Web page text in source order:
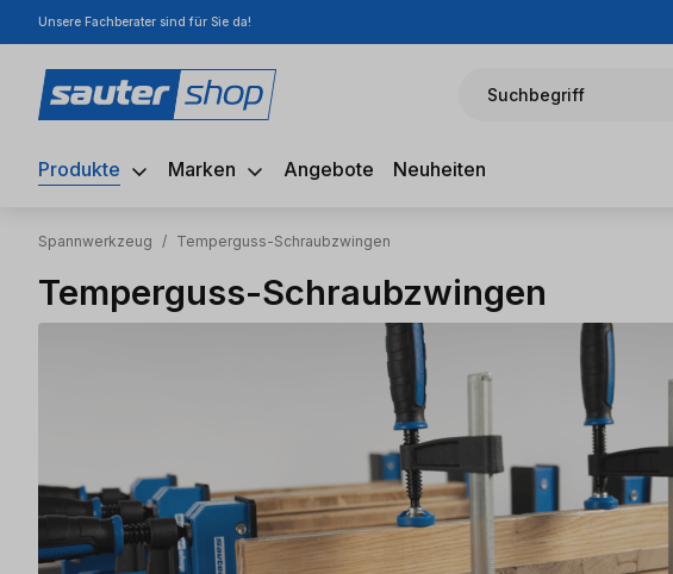
Hauptinhalt springen
Zur Suche springen
Zur Hauptnavigation springen
Unsere Fachberater sind für Sie da!
Suchbegriff
Produkte Marken Angebote Neuheiten
Spannwerkzeug / Temperguss-Schraubzwingen
Temperguss-Schraubzwingen